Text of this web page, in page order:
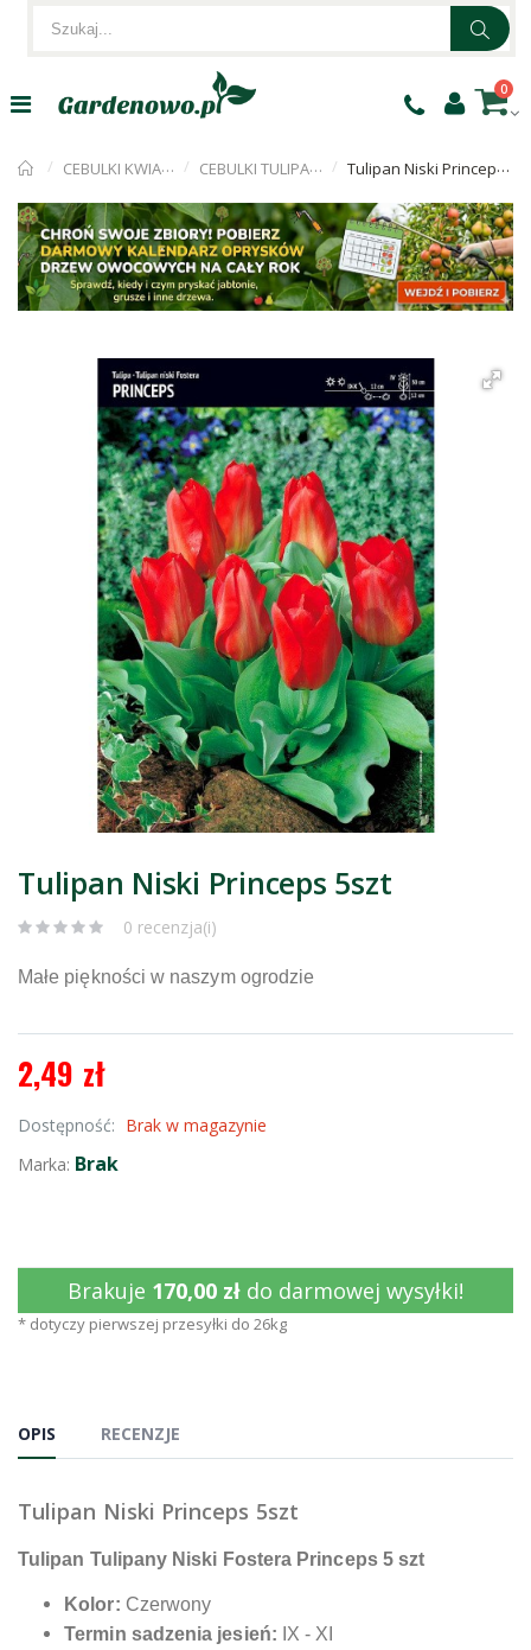
0
CEBULKI KWIATÓW CEBULKI TULIPANÓW Tulipan Niski Princeps 5szt
Tulipan Niski Princeps 5szt
0 recenzja(i)
Małe piękności w naszym ogrodzie
2,49 zł
Dostępność: Brak w magazynie
Marka: Brak
Brakuje 170,00 zł do darmowej wysyłki!
* dotyczy pierwszej przesyłki do 26kg
OPIS RECENZJE
Tulipan Niski Princeps 5szt
Tulipan Tulipany Niski Fostera Princeps 5 szt
Kolor: Czerwony
Termin sadzenia jesień: IX - XI